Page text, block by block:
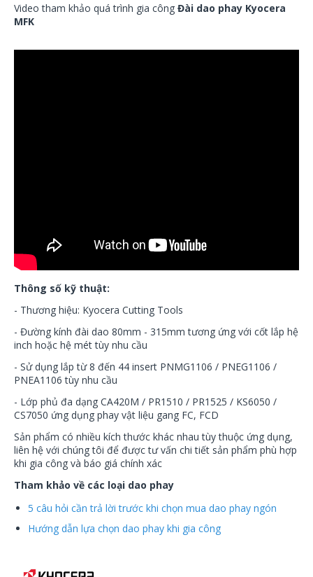
Video tham khảo quá trình gia công Đài dao phay Kyocera
MFK
Thông số kỹ thuật:
- Thương hiệu: Kyocera Cutting Tools
- Đường kính đài dao 80mm - 315mm tương ứng với cốt lắp hệ
inch hoặc hệ mét tùy nhu cầu
- Sử dụng lắp từ 8 đến 44 insert PNMG1106 / PNEG1106 /
PNEA1106 tùy nhu cầu
- Lớp phủ đa dạng CA420M / PR1510 / PR1525 / KS6050 /
CS7050 ứng dụng phay vật liệu gang FC, FCD
Sản phẩm có nhiều kích thước khác nhau tùy thuộc ứng dụng,
liên hệ với chúng tôi để được tư vấn chi tiết sản phẩm phù hợp
khi gia công và báo giá chính xác
Tham khảo về các loại dao phay
5 câu hỏi cần trả lời trước khi chọn mua dao phay ngón
Hướng dẫn lựa chọn dao phay khi gia công